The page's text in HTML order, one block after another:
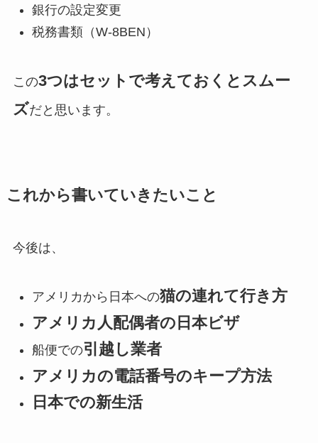
銀行の設定変更
税務書類（W-8BEN）
この3つはセットで考えておくとスムー
ズだと思います。
これから書いていきたいこと
今後は、
アメリカから日本への猫の連れて行き方
アメリカ人配偶者の日本ビザ
船便での引越し業者
アメリカの電話番号のキープ方法
日本での新生活